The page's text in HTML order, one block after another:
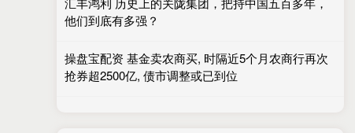
他们到底有多强？
操盘宝配资 基金卖农商买, 时隔近5个月农商行再次
抢券超2500亿, 债市调整或已到位